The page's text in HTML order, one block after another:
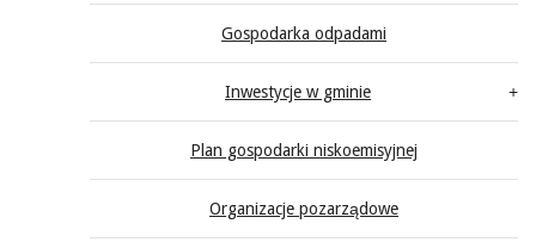
Gospodarka odpadami
Inwestycje w gminie
Plan gospodarki niskoemisyjnej
Organizacje pozarządowe